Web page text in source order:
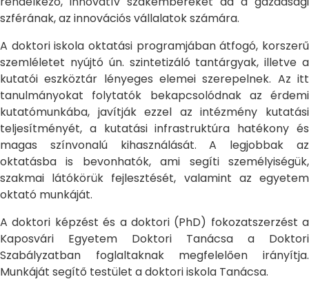
szférának, az innovációs vállalatok számára.
A doktori iskola oktatási programjában átfogó, korszerű
szemléletet nyújtó ún. szintetizáló tantárgyak, illetve a
kutatói eszköztár lényeges elemei szerepelnek. Az itt
tanulmányokat folytatók bekapcsolódnak az érdemi
kutatómunkába, javítják ezzel az intézmény kutatási
teljesítményét, a kutatási infrastruktúra hatékony és
magas színvonalú kihasználását. A legjobbak az
oktatásba is bevonhatók, ami segíti személyiségük,
szakmai látókörük fejlesztését, valamint az egyetem
oktató munkáját.
A doktori képzést és a doktori (PhD) fokozatszerzést a
Kaposvári Egyetem Doktori Tanácsa a Doktori
Szabályzatban foglaltaknak megfelelően irányítja.
Munkáját segítő testület a doktori iskola Tanácsa.